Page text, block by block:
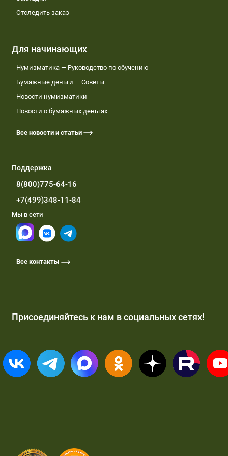
Отследить заказ
Для начинающих
Нумизматика — Руководство по обучению
Бумажные деньги — Советы
Новости нумизматики
Новости о бумажных деньгах
Все новости и статьи
Поддержка
8(800)775-64-16
+7(499)348-11-84
Мы в сети
Все контакты
Присоединяйтесь к нам в социальных сетях!